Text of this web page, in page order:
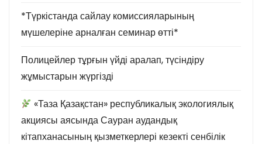
*Түркістанда сайлау комиссияларының
мүшелеріне арналған семинар өтті*
Полицейлер тұрғын үйді аралап, түсіндіру
жұмыстарын жүргізді
«Таза Қазақстан» республикалық экологиялық
акциясы аясында Сауран аудандық
кітапханасының қызметкерлері кезекті сенбілік